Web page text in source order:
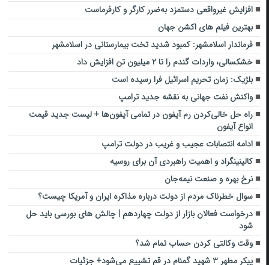
افزایش غیرواقعی دستمزد به‌ضرر کارگر و کارفرماست
بهترین فیلم های اکشن جهان
فرماندار اسلامشهر: کمبود شدید تخت بیمارستانی در اسلامشهر
خشکسالی، واردات گندم را تا ۲ میلیون تن افزایش داد
بلژیک: زمان تحریم اسرائیل فرا رسیده است
واکنش نفت جهانی به نقشه جدید ترامپ
راه حل خالی‌کردن رم آیفون در تمامی آیفون‌ها + لیست جدید قیمت
انواع آیفون
ادامه انتصابات عجیب و غریب در دولت ترامپ
کالینینگراد و اهمیت راهبردی آن برای روسیه
نرخ بهره و صنعت نیمه‌جان
سوال خطرناک مردم از دولت درباره مذاکره ایران و آمریکا چیست؟
درخواست فعالان بازار از دولت چهاردهم | چالش های بورسی باید حل
شود
وقت وکالتی کردن حساب تمام شد؟
پیکر مطهر ۳ شهید گمنام در قم تشییع می‌شود+ جزئیات